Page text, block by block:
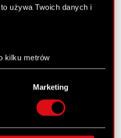
używa Twoich danych i
kilku metrów
(fingerprinting,
preferencje w
chwili.
i
Marketing